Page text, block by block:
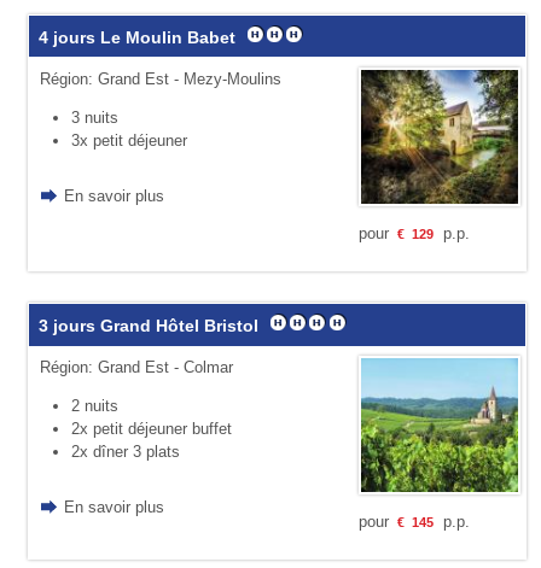
4 jours Le Moulin Babet
Région: Grand Est - Mezy-Moulins
3 nuits
3x petit déjeuner
En savoir plus
pour € 129p.p.
3 jours Grand Hôtel Bristol
Région: Grand Est - Colmar
2 nuits
2x petit déjeuner buffet
2x dîner 3 plats
En savoir plus
pour € 145p.p.